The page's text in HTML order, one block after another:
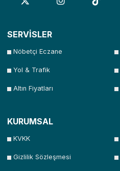
SERVİSLER
Nöbetçi Eczane
Yol & Trafik
Altın Fiyatları
KURUMSAL
KVKK
Gizlilik Sözleşmesi